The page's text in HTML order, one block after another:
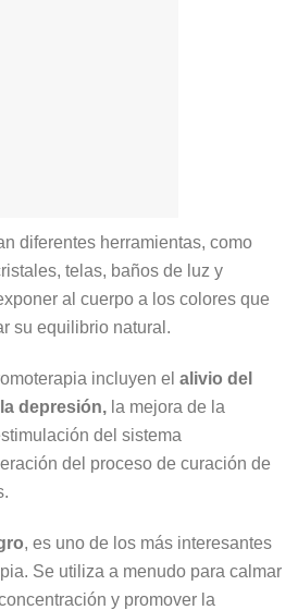
diferentes herramientas, como
telas, baños de luz y
al cuerpo a los colores que
su equilibrio natural.
incluyen el alivio del
depresión, la mejora de la
del sistema
del proceso de curación de
, es uno de los más interesantes
Se utiliza a menudo para calmar
y promover la